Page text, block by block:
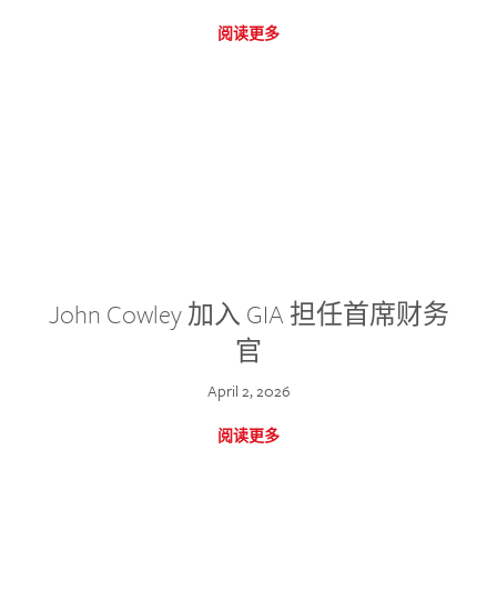
阅读更多
John Cowley 加入 GIA 担任首席财务
官
April 2, 2026
阅读更多